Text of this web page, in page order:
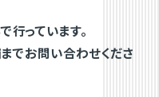
っています。
でお問い合わせくださ